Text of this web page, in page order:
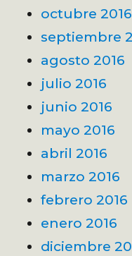
octubre 2016
septiembre
agosto 2016
julio 2016
junio 2016
mayo 2016
abril 2016
marzo 2016
febrero 2016
enero 2016
diciembre